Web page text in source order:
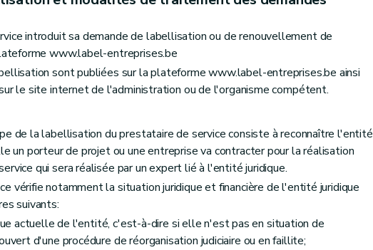
introduit sa demande de labellisation ou de renouvellement de
www.label-entreprises.be
sont publiées sur la plateforme www.label-entreprises.be ainsi
le site internet de l'administration ou de l'organisme compétent.
de la labellisation du prestataire de service consiste à reconnaître l'entité
un porteur de projet ou une entreprise va contracter pour la réalisation
qui sera réalisée par un expert lié à l'entité juridique.
vérifie notamment la situation juridique et financière de l'entité juridique
suivants:
actuelle de l'entité, c'est-à-dire si elle n'est pas en situation de
d'une procédure de réorganisation judiciaire ou en faillite;